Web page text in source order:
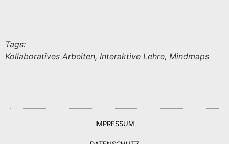
Tags:
Kollaboratives Arbeiten, Interaktive Lehre, Mindmaps
IMPRESSUM